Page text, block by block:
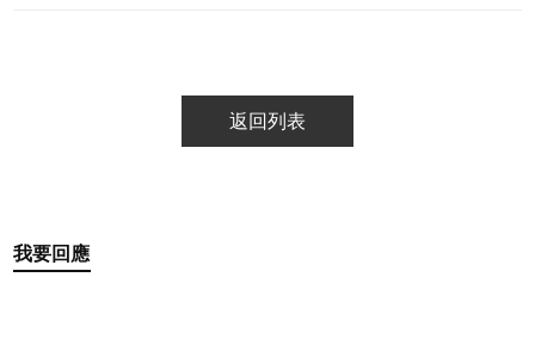
返回列表
我要回應